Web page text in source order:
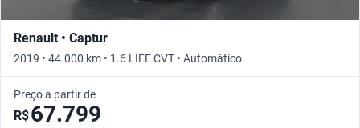
Renault • Captur
2019 • 44.000 km • 1.6 LIFE CVT • Automático
Preço a partir de
R$67.799